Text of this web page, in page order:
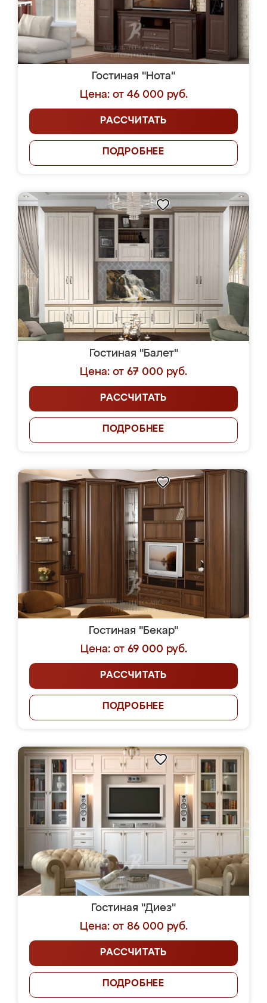
Гостиная "Нота"
Цена: от 46 000 руб.
РАССЧИТАТЬ
ПОДРОБНЕЕ
Гостиная "Балет"
Цена: от 67 000 руб.
РАССЧИТАТЬ
ПОДРОБНЕЕ
Гостиная "Бекар"
Цена: от 69 000 руб.
РАССЧИТАТЬ
ПОДРОБНЕЕ
Гостиная "Диез"
Цена: от 86 000 руб.
РАССЧИТАТЬ
ПОДРОБНЕЕ